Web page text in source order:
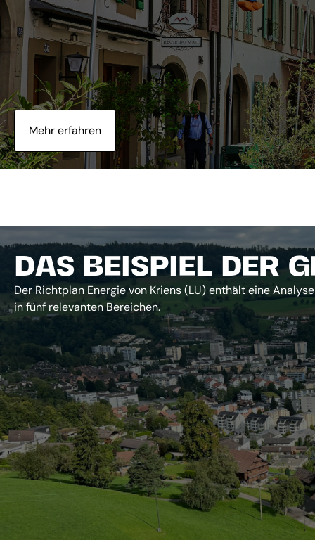
Mehr erfahren
DAS BEISPIEL DER
Der Richtplan Energie von Kriens (LU) enthält eine
in fünf relevanten Bereichen.